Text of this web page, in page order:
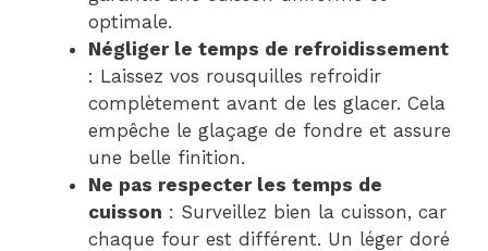
optimale.
Négliger le temps de refroidissement
: Laissez vos rousquilles refroidir
complètement avant de les glacer. Cela
empêche le glaçage de fondre et assure
une belle finition.
Ne pas respecter les temps de
cuisson : Surveillez bien la cuisson, car
chaque four est différent. Un léger doré